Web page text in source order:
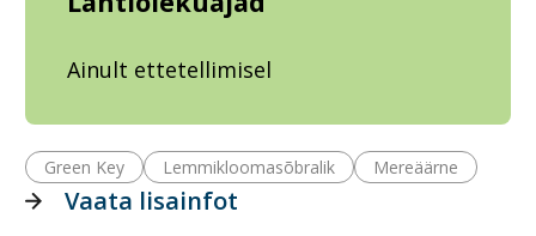
Ainult ettetellimisel
Green Key Lemmikloomasõbralik Mereäärne
Vaata lisainfot